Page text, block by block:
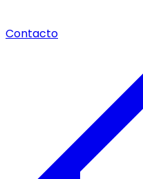
Contacto